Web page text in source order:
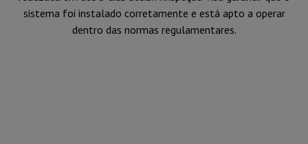
sistema foi instalado corretamente e está apto a operar
dentro das normas regulamentares.